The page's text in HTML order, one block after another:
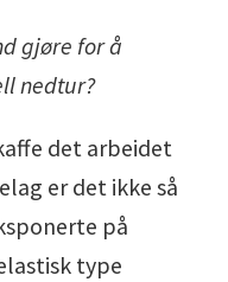
gjøre for å
nedtur?
det arbeidet
er det ikke så
på
type